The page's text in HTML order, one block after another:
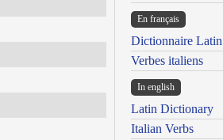
En français
Dictionnaire Latin
Verbes italiens
In english
Latin Dictionary
Italian Verbs